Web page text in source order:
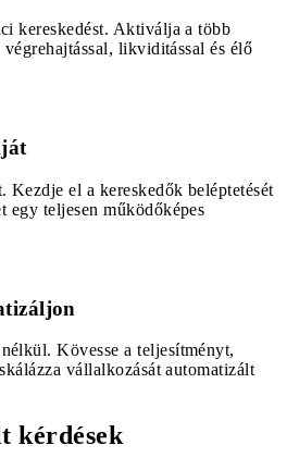
kereskedést. Aktiválja a több
likviditással és élő
Kezdje el a kereskedők beléptetését
egy teljesen működőképes
Kövesse a teljesítményt,
vállalkozását automatizált
kérdések